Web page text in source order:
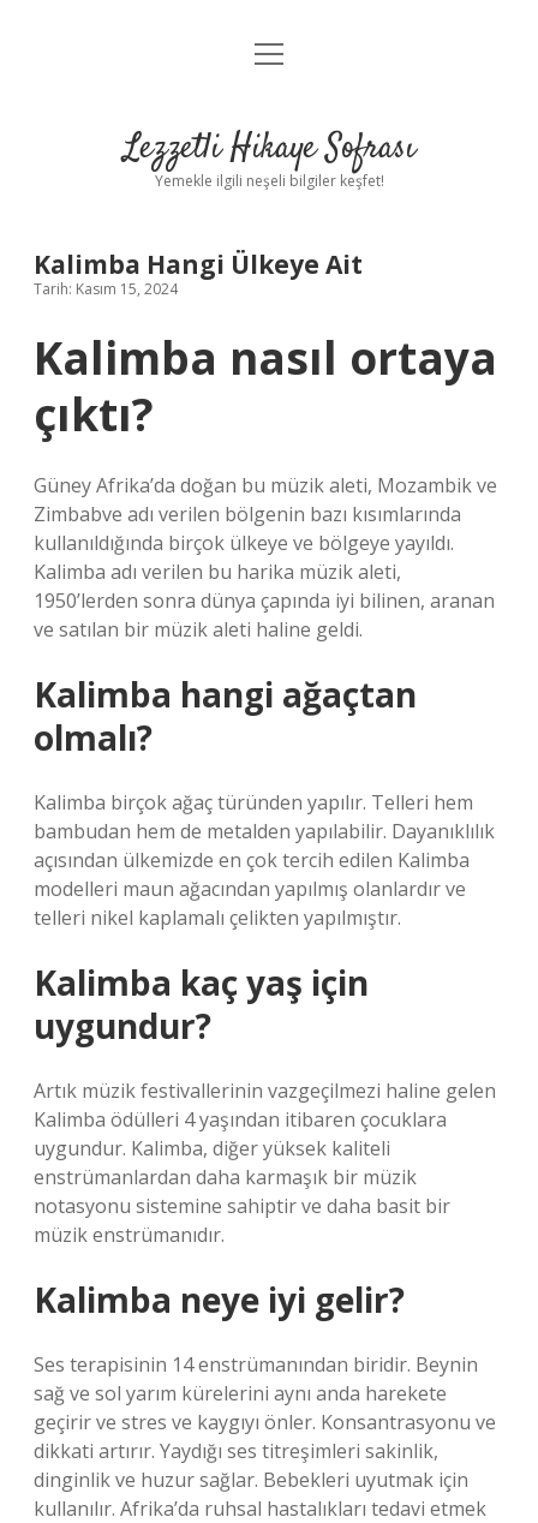
Anasayfa
Yasal Uyarı
menüyü
Lezzetli Hikaye Sofrası
Yemekle ilgili neşeli bilgiler keşfet!
Kalimba Hangi Ülkeye Ait
Tarih: Kasım 15, 2024
Kalimba nasıl ortaya
çıktı?
Güney Afrika’da doğan bu müzik aleti, Mozambik ve
Zimbabve adı verilen bölgenin bazı kısımlarında
kullanıldığında birçok ülkeye ve bölgeye yayıldı.
Kalimba adı verilen bu harika müzik aleti,
1950’lerden sonra dünya çapında iyi bilinen, aranan
ve satılan bir müzik aleti haline geldi.
Kalimba hangi ağaçtan
olmalı?
Kalimba birçok ağaç türünden yapılır. Telleri hem
bambudan hem de metalden yapılabilir. Dayanıklılık
açısından ülkemizde en çok tercih edilen Kalimba
modelleri maun ağacından yapılmış olanlardır ve
telleri nikel kaplamalı çelikten yapılmıştır.
Kalimba kaç yaş için
uygundur?
Artık müzik festivallerinin vazgeçilmezi haline gelen
Kalimba ödülleri 4 yaşından itibaren çocuklara
uygundur. Kalimba, diğer yüksek kaliteli
enstrümanlardan daha karmaşık bir müzik
notasyonu sistemine sahiptir ve daha basit bir
müzik enstrümanıdır.
Kalimba neye iyi gelir?
Ses terapisinin 14 enstrümanından biridir. Beynin
sağ ve sol yarım kürelerini aynı anda harekete
geçirir ve stres ve kaygıyı önler. Konsantrasyonu ve
dikkati artırır. Yaydığı ses titreşimleri sakinlik,
dinginlik ve huzur sağlar. Bebekleri uyutmak için
kullanılır. Afrika’da ruhsal hastalıkları tedavi etmek